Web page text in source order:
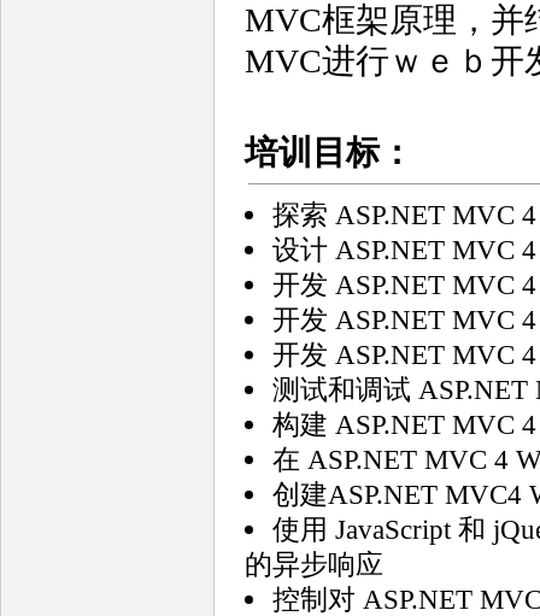
MVC框架原理，并
MVC进行ｗｅｂ开
培训目标：
探索 ASP.NET MVC
设计 ASP.NET MVC
开发 ASP.NET MVC
开发 ASP.NET MVC
开发 ASP.NET MVC
测试和调试
构建 ASP.NET MVC
在 ASP.NET MVC 4
创建ASP.NET MVC4
使用 JavaScript 和
的异步响应
控制对 ASP.NET